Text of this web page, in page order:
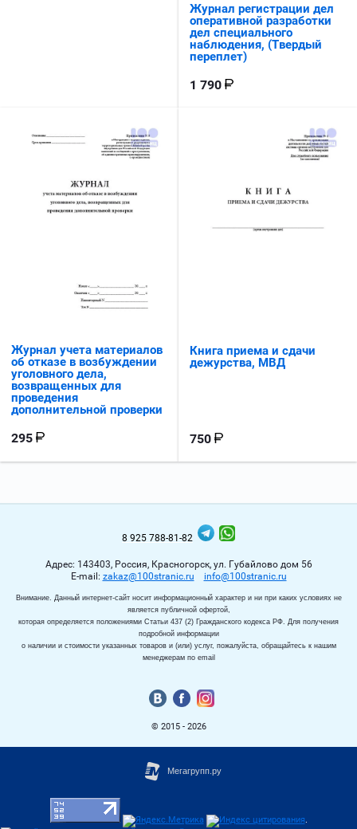
Журнал регистрации дел
оперативной разработки
дел специального
наблюдения, (Твердый
переплет)
1 790
Журнал учета материалов
об отказе в возбуждении
уголовного дела,
возвращенных для
проведения
дополнительной проверки
295
Книга приема и сдачи
дежурства, МВД
750
8 925 788-81-82
Адрес: 143403, Россия, Красногорск, ул. Губайлово дом 56
Е-mail: zakaz@100stranic.ru info@100stranic.ru
Внимание. Данный интернет-сайт носит информационный характер и ни при каких условиях не
является публичной офертой,
которая определяется положениями Статьи 437 (2) Гражданского кодекса РФ. Для получения
подробной информации
о наличии и стоимости указанных товаров и (или) услуг, пожалуйста, обращайтесь к нашим
менеджерам по email
© 2015 - 2026
.